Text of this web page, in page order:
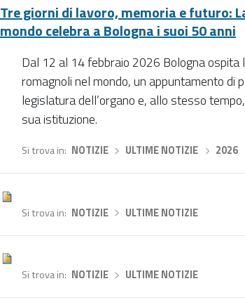
Tre giorni di lavoro, memoria e futuro:
mondo celebra a Bologna i suoi 50 anni
Dal 12 al 14 febbraio 2026 Bologna ospita
romagnoli nel mondo, un appuntamento di
legislatura dell’organo e, allo stesso
sua istituzione.
Si trova in NOTIZIE› ULTIME NOTIZIE 2026
Si trova in NOTIZIE› ULTIME NOTIZIE
Si trova in NOTIZIE› ULTIME NOTIZIE